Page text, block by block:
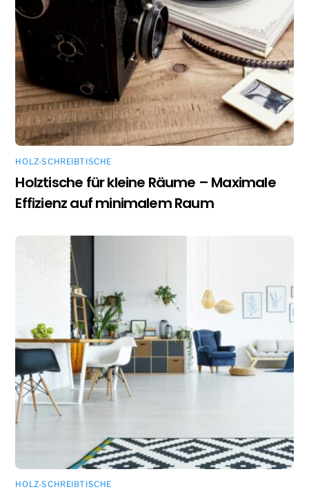
HOLZ-SCHREIBTISCHE
Holztische für kleine Räume – Maximale
Effizienz auf minimalem Raum
HOLZ-SCHREIBTISCHE